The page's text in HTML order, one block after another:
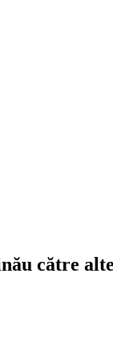
către